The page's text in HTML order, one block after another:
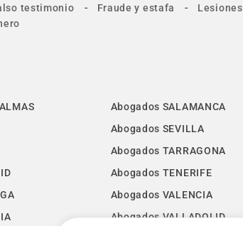
testimonio - Fraude y estafa - Lesiones
Abogados SALAMANCA
Abogados SEVILLA
Abogados TARRAGONA
Abogados TENERIFE
Abogados VALENCIA
Abogados VALLADOLID